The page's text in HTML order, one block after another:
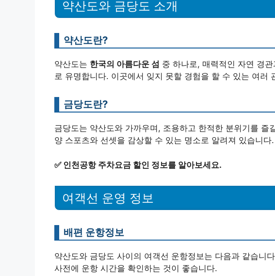
약산도와 금당도 소개
약산도란?
약산도는 한국의 아름다운 섬 중 하나로, 매력적인 자연 경
로 유명합니다. 이곳에서 잊지 못할 경험을 할 수 있는 여러
금당도란?
금당도는 약산도와 가까우며, 조용하고 한적한 분위기를 즐
양 스포츠와 선셋을 감상할 수 있는 명소로 알려져 있습니다.
✅ 인천공항 주차요금 할인 정보를 알아보세요.
여객선 운영 정보
배편 운항정보
약산도와 금당도 사이의 여객선 운항정보는 다음과 같습니
사전에 운항 시간을 확인하는 것이 좋습니다.